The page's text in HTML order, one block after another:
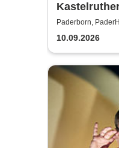
Paderborn,
10.09.2026